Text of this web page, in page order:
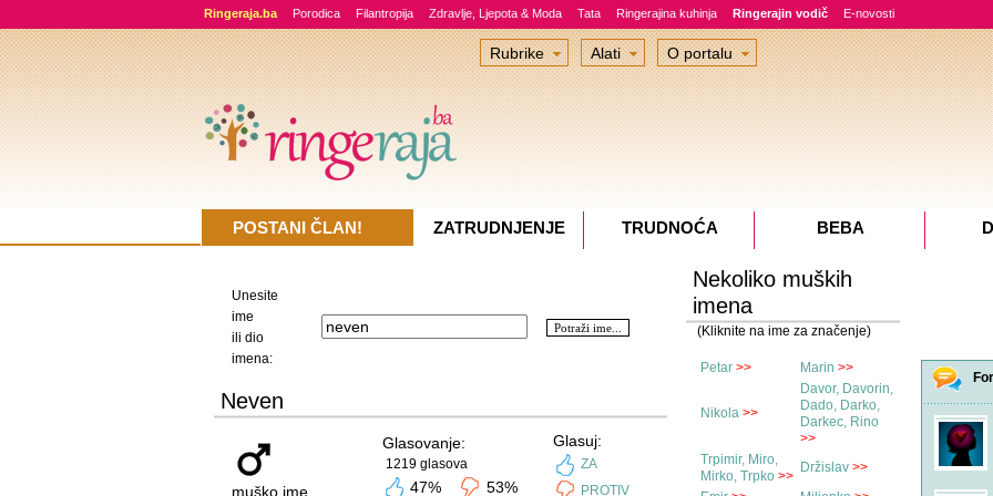
Ringeraja.ba Porodica Filantropija Zdravlje, Ljepota & Moda Tata Ringerajina kuhinja Ringerajin vodič E-novosti
Unesite
ime
ili dio
imena:
Neven
muško ime
Glasovanje:
1219 glasova
47% 53%
Glasuj:
ZA
PROTIV
Nekoliko muških
imena
(Kliknite na ime za značenje)
Petar >> Marin >>
Nikola >>
Davor, Davorin,
Dado, Darko,
Darkec, Rino
>>
Trpimir, Miro,
Mirko, Trpko >>
Držislav >>
Rubrike Alati O portalu
POSTANI ČLAN! ZATRUDNJENJE TRUDNOĆA BEBA